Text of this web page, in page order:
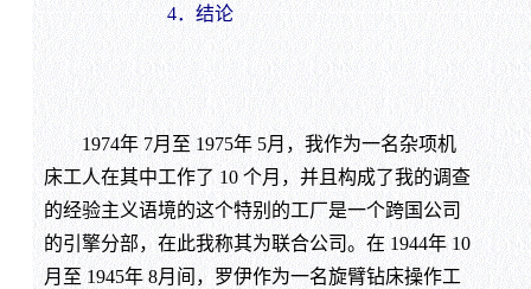
4．结论
1974年 7月至 1975年 5月，我作为一名杂项机
床工人在其中工作了 10 个月，并且构成了我的调查
的经验主义语境的这个特别的工厂是一个跨国公司
的引擎分部，在此我称其为联合公司。在 1944年 10
月至 1945年 8月间，罗伊作为一名旋臂钻床操作工